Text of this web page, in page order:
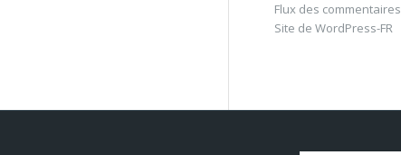
Flux des commentaires
Site de WordPress-FR